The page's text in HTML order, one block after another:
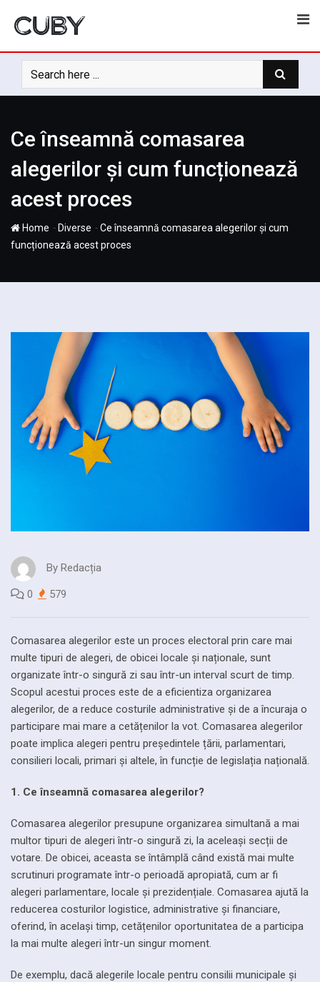
Ce înseamnă comasarea
alegerilor și cum funcționează
acest proces
Home - Diverse -Ce înseamnă comasarea alegerilor și cum
funcționează acest proces
By Redacția
0 579
Comasarea alegerilor este un proces electoral prin care mai
multe tipuri de alegeri, de obicei locale și naționale, sunt
organizate într-o singură zi sau într-un interval scurt de timp.
Scopul acestui proces este de a eficientiza organizarea
alegerilor, de a reduce costurile administrative și de a încuraja o
participare mai mare a cetățenilor la vot. Comasarea alegerilor
poate implica alegeri pentru președintele țării, parlamentari,
consilieri locali, primari și altele, în funcție de legislația națională.
1. Ce înseamnă comasarea alegerilor?
Comasarea alegerilor presupune organizarea simultană a mai
multor tipuri de alegeri într-o singură zi, la aceleași secții de
votare. De obicei, aceasta se întâmplă când există mai multe
scrutinuri programate într-o perioadă apropiată, cum ar fi
alegeri parlamentare, locale și prezidențiale. Comasarea ajută la
reducerea costurilor logistice, administrative și financiare,
oferind, în același timp, cetățenilor oportunitatea de a participa
la mai multe alegeri într-un singur moment.
De exemplu, dacă alegerile locale pentru consilii municipale și